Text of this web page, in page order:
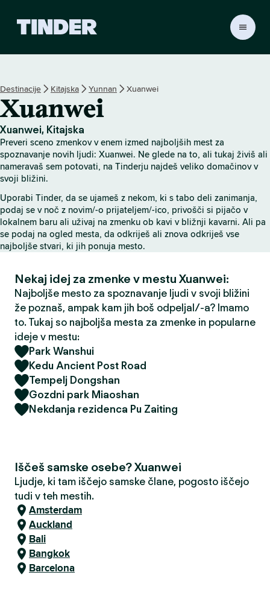
r
:
D
m
o
v
Destinacije Kitajska Yunnan Xuanwei
Xuanwei
Xuanwei, Kitajska
Preveri sceno zmenkov v enem izmed najboljših mest za
spoznavanje novih ljudi: Xuanwei. Ne glede na to, ali tukaj živiš ali
nameravaš sem potovati, na Tinderju najdeš veliko domačinov v
svoji bližini.
Uporabi Tinder, da se ujameš z nekom, ki s tabo deli zanimanja,
podaj se v noč z novim/-o prijateljem/-ico, privošči si pijačo v
lokalnem baru ali uživaj na zmenku ob kavi v bližnji kavarni. Ali pa
se podaj na ogled mesta, da odkriješ ali znova odkriješ vse
najboljše stvari, ki jih ponuja mesto.
Nekaj idej za zmenke v mestu Xuanwei:
Najboljše mesto za spoznavanje ljudi v svoji bližini
že poznaš, ampak kam jih boš odpeljal/-a? Imamo
to. Tukaj so najboljša mesta za zmenke in popularne
ideje v mestu:
Park Wanshui
Kedu Ancient Post Road
Tempelj Dongshan
Gozdni park Miaoshan
Nekdanja rezidenca Pu Zaiting
Iščeš samske osebe? Xuanwei
Ljudje, ki tam iščejo samske člane, pogosto iščejo
tudi v teh mestih.
Amsterdam
Auckland
Bali
Bangkok
Barcelona